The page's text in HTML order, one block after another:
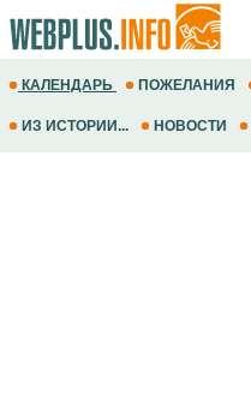
КАЛЕНДАРЬ ПОЖЕЛАНИЯ
ИЗ ИСТОРИИ... НОВОСТИ